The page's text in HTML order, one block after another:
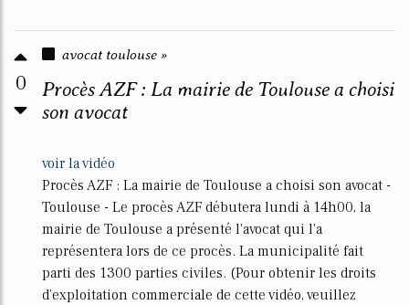
0
avocat toulouse »
Procès AZF : La mairie de Toulouse a choisi
son avocat
voir la vidéo
Procès AZF : La mairie de Toulouse a choisi son avocat -
Toulouse - Le procès AZF débutera lundi à 14h00, la
mairie de Toulouse a présenté l'avocat qui l'a
représentera lors de ce procès. La municipalité fait
parti des 1300 parties civiles. (Pour obtenir les droits
d’exploitation commerciale de cette vidéo, veuillez